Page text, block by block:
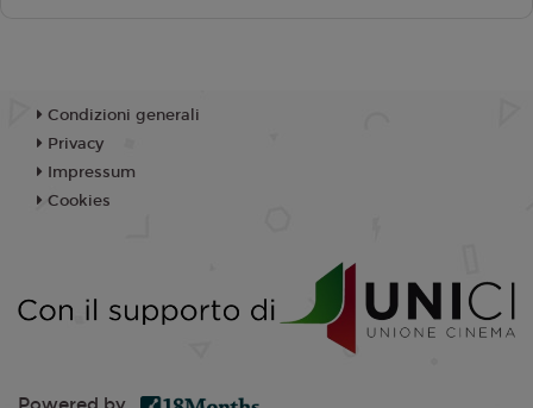
Condizioni generali
Privacy
Impressum
Cookies